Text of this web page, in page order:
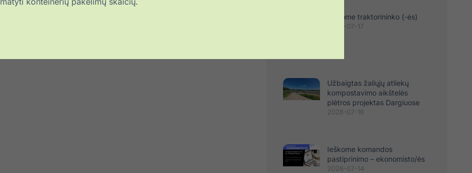
Ieškome traktorininko (-ės)
2026-07-17
Užbaigtas žaliųjų atliekų
kompostavimo aikštelės
plėtros projektas Dargiuose
2026-07-16
Ieškome komandos
pastiprinimo – ekonomisto/ės
2026-07-14